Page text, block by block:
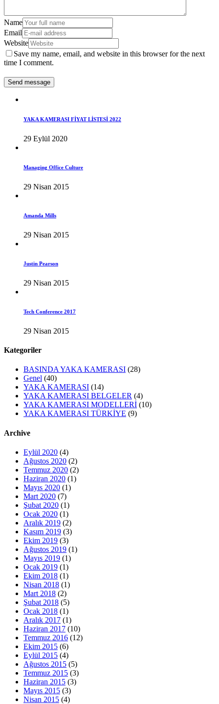
Name
Email
Website
Save my name, email, and website in this browser for the next
time I comment.
YAKA KAMERASI FİYAT LİSTESİ 2022
29 Eylül 2020
Managing Office Culture
29 Nisan 2015
Amanda Mills
29 Nisan 2015
Justin Pearson
29 Nisan 2015
Tech Conference 2017
29 Nisan 2015
Kategoriler
BASINDA YAKA KAMERASI (28)
Genel (40)
YAKA KAMERASI (14)
YAKA KAMERASI BELGELER (4)
YAKA KAMERASI MODELLERİ (10)
YAKA KAMERASI TÜRKİYE (9)
Archive
Eylül 2020 (4)
Ağustos 2020 (2)
Temmuz 2020 (2)
Haziran 2020 (1)
Mayıs 2020 (1)
Mart 2020 (7)
Şubat 2020 (1)
Ocak 2020 (1)
Aralık 2019 (2)
Kasım 2019 (3)
Ekim 2019 (3)
Ağustos 2019 (1)
Mayıs 2019 (1)
Ocak 2019 (1)
Ekim 2018 (1)
Nisan 2018 (1)
Mart 2018 (2)
Şubat 2018 (5)
Ocak 2018 (1)
Aralık 2017 (1)
Haziran 2017 (10)
Temmuz 2016 (12)
Ekim 2015 (6)
Eylül 2015 (4)
Ağustos 2015 (5)
Temmuz 2015 (3)
Haziran 2015 (3)
Mayıs 2015 (3)
Nisan 2015 (4)